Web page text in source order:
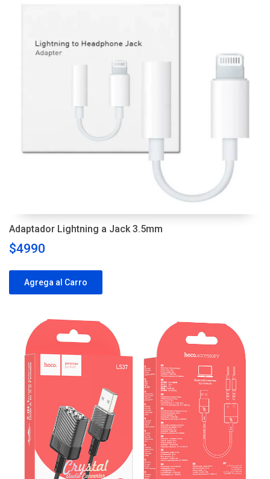
Adaptador Lightning a Jack 3.5mm
$4990
Agrega al Carro